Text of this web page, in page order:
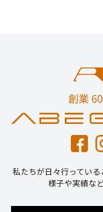
私たちが日々行ってい
様子や実績な